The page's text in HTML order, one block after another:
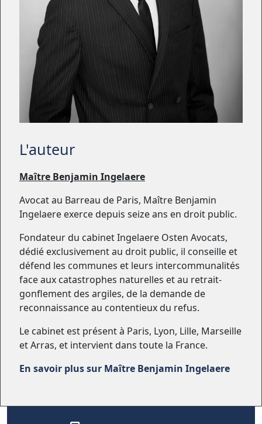
L'auteur
Maître Benjamin Ingelaere
Avocat au Barreau de Paris, Maître Benjamin
Ingelaere exerce depuis seize ans en droit public.
Fondateur du cabinet Ingelaere Osten Avocats,
dédié exclusivement au droit public, il conseille et
défend les communes et leurs intercommunalités
face aux catastrophes naturelles et au retrait-
gonflement des argiles, de la demande de
reconnaissance au contentieux du refus.
Le cabinet est présent à Paris, Lyon, Lille, Marseille
et Arras, et intervient dans toute la France.
En savoir plus sur Maître Benjamin Ingelaere